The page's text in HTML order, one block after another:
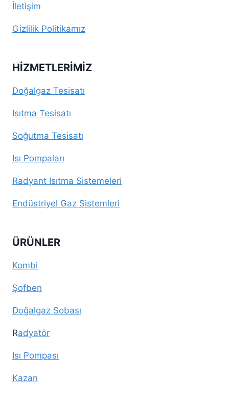
İletişim
Gizlilik Politikamız
HIZMETLERIMIZ
Doğalgaz Tesisatı
Isıtma Tesisatı
Soğutma Tesisatı
Isı Pompaları
Radyant Isıtma Sistemeleri
Endüstriyel Gaz Sistemleri
ÜRÜNLER
Kombi
Şofben
Doğalgaz Sobası
Radyatör
Isı Pompası
Kazan